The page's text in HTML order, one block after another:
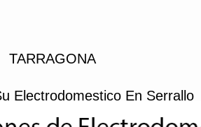
TARRAGONA
Electrodomestico En Serrallo